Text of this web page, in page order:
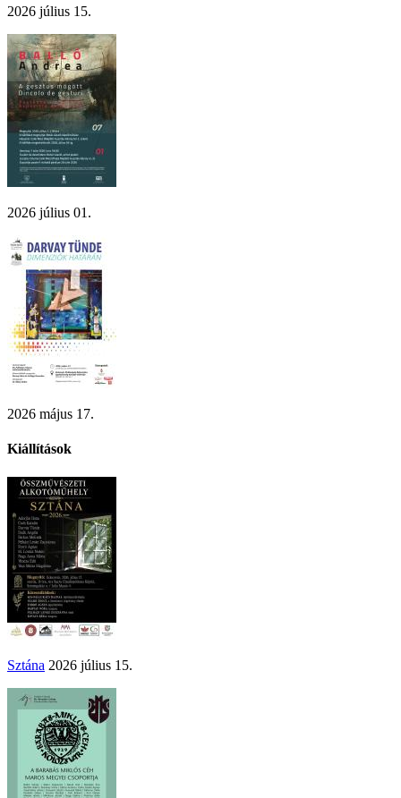
2026 július 15.
2026 július 01.
2026 május 17.
Kiállítások
Sztána 2026 július 15.